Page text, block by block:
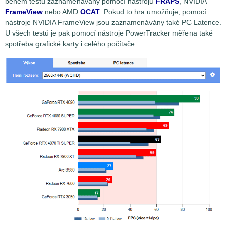
FrameView nebo AMD OCAT. Pokud to hra umožňuje, pomocí
nástroje NVIDIA FrameView jsou zaznamenávány také PC Latence.
U všech testů je pak pomocí nástroje PowerTracker měřena také
spotřeba grafické karty i celého počítače.